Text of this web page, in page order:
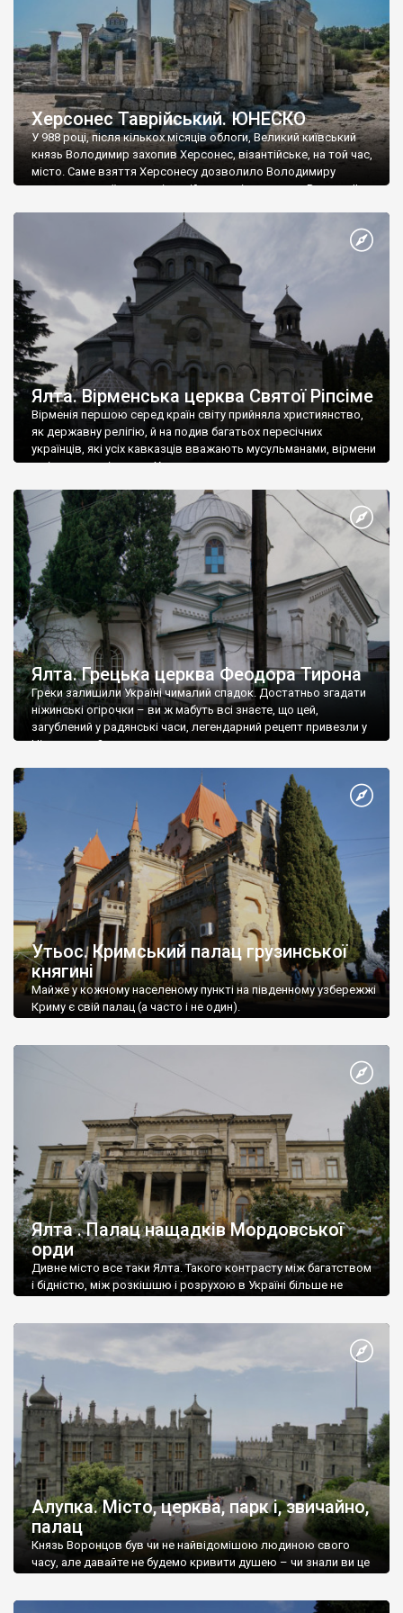
Херсонес Таврійський. ЮНЕСКО
У 988 році, після кількох місяців облоги, Великий київський
князь Володимир захопив Херсонес, візантійське, на той час,
місто. Саме взяття Херсонесу дозволило Володимиру
диктувати свої умови візантійському імператору Василю ІІ, та
Херсонесі Володимир-язичник, став Василем-християнином.
А потім було Хрещення Русі. На честь Херсонесу Таврійського
Ялта. Вірменська церква Святої Ріпсіме
Вірменія першою серед країн світу прийняла християнство,
як державну релігію, й на подив багатьох пересічних
українців, які усіх кавказців вважають мусульманами, вірмени
є відданими вірянами Христа
Ялта. Грецька церква Феодора Тирона
Греки залишили Україні чималий спадок. Достатньо згадати
ніжинські огірочки – ви ж мабуть всі знаєте, що цей,
загублений у радянські часи, легендарний рецепт привезли у
Ніжин греки?
Утьос. Кримський палац грузинської
княгині
Майже у кожному населеному пункті на південному узбережжі
Криму є свій палац (а часто і не один).
Ялта . Палац нащадків Мордовської
орди
Дивне місто все таки Ялта. Такого контрасту між багатством
і бідністю, між розкішшю і розрухою в Україні більше не
Алупка. Місто, церква, парк і, звичайно,
палац
Князь Воронцов був чи не найвідомішою людиною свого
часу, але давайте не будемо кривити душею – чи знали ви це